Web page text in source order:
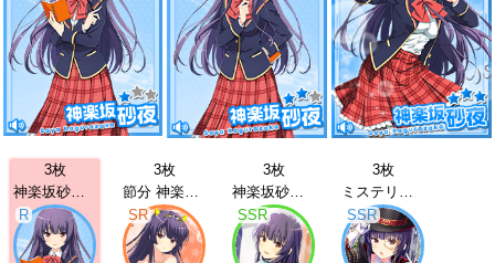
3枚
神楽坂砂夜 | R
R
3枚
節分 神楽坂砂夜 | SR
SR
3枚
神楽坂砂夜 | SSR
SSR
3枚
ミステリー 神楽坂砂夜 | SSR
SSR